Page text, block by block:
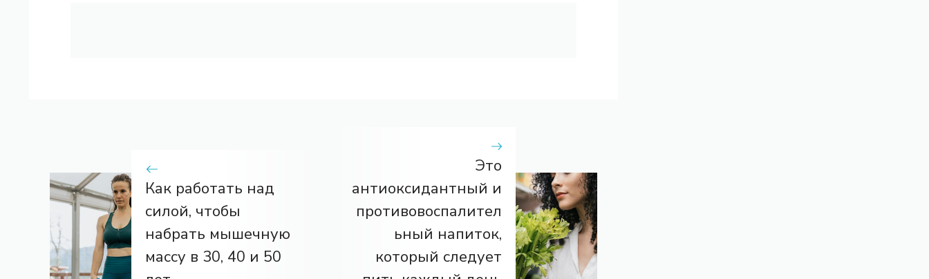
Как работать над
силой, чтобы
набрать мышечную
массу в 30, 40 и 50
Это
антиоксидантный и
противовоспалител
ьный напиток,
который следует